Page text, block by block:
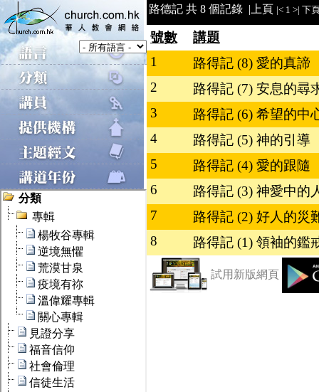
路德記 共 8 個記錄 | 上頁 |< 1 >| 下
號數
講題
1
路得記 (8) 愛的真諦
2
路得記 (7) 安息的尋
3
路得記 (6) 希望的中
4
路得記 (5) 神的引導
5
路得記 (4) 愛的跟隨
6
路得記 (3) 神愛中的
7
路得記 (2) 好人的災
8
路得記 (1) 領袖的鑑
試用新版網頁